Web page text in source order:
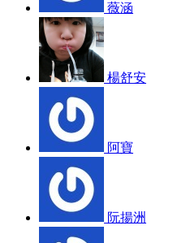
薇涵
楊舒安
阿寶
阮揚洲